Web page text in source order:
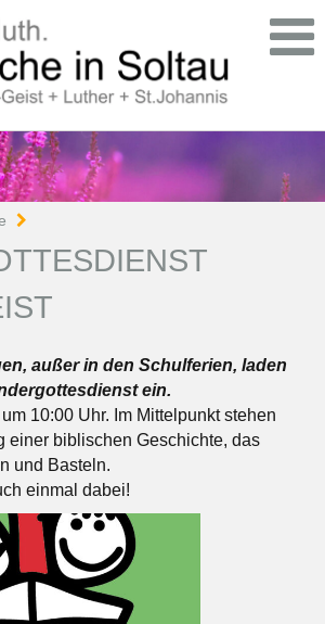
außer in den Schulferien, laden
ein.
10:00 Uhr. Im Mittelpunkt stehen
einer biblischen Geschichte, das
und Basteln.
einmal dabei!